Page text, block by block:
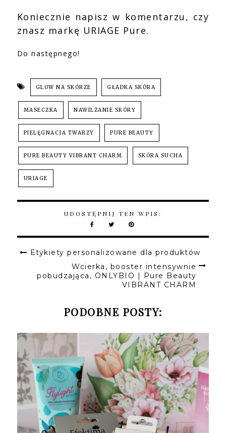
Koniecznie napisz w komentarzu, czy
znasz markę URIAGE Pure.
Do następnego!
GLOW NA SKÓRZE GŁADKA SKÓRA
MASECZKA NAWILŻANIE SKÓRY
PIELĘGNACJA TWARZY PURE BEAUTY
PURE BEAUTY VIBRANT CHARM SKÓRA SUCHA
URIAGE
UDOSTĘPNIJ TEN WPIS:
Etykiety personalizowane dla produktów
Wcierka, booster intensywnie
pobudzająca, ONLYBIO | Pure Beauty
VIBRANT CHARM
PODOBNE POSTY: